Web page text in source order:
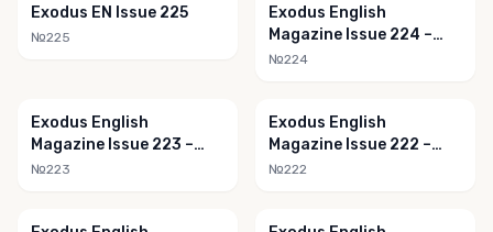
Exodus EN Issue 225
№225
Exodus English
Magazine Issue 224 –
June 2021
№224
Exodus English
Magazine Issue 223 –
May 2021
№223
Exodus English
Magazine Issue 222 –
April 2021
№222